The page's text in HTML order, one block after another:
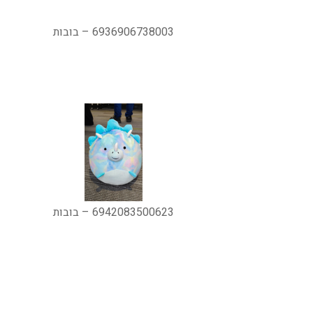
6936906738003 – בובות
6942083500623 – בובות